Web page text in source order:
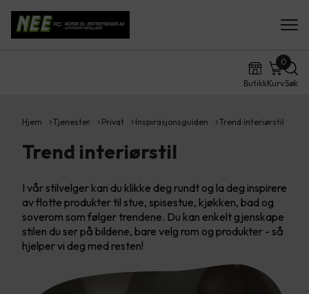
ButikkKurv
0
Søk
Hjem Tjenester Privat Inspirasjonsguiden Trend interiørstil
Trend interiørstil
I vår stilvelger kan du klikke deg rundt og la deg inspirere
av flotte produkter til stue, spisestue, kjøkken, bad og
soverom som følger trendene. Du kan enkelt gjenskape
stilen du ser på bildene, bare velg rom og produkter - så
hjelper vi deg med resten!